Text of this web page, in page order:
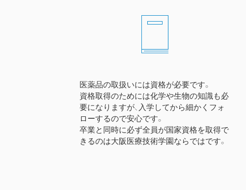
医薬品の取扱いには資格が必要です。
資格取得のためには化学や生物の知識も必
要になりますが、入学してから細かくフォ
ローするので安心です。
卒業と同時に必ず全員が国家資格を取得で
きるのは大阪医療技術学園ならではです。